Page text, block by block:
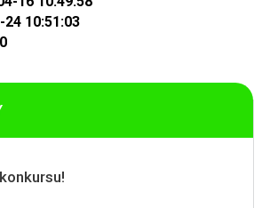
24 10:51:03